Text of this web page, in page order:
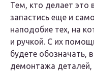
Тем, кто делает это
запастись еще и
наподобие тех, на
и ручкой. С их
будете обозначать,
демонтажа деталей,